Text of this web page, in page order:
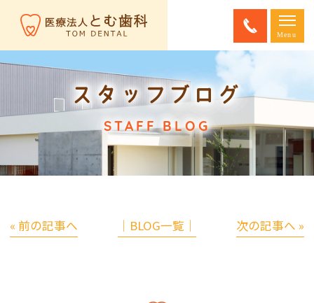
スタッフブログ
STAFF BLOG
« 前の記事へ │BLOG一覧│ 次の記事へ »